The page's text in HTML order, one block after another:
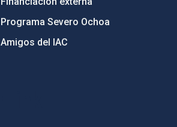
Programa Severo Ochoa
Amigos del IAC